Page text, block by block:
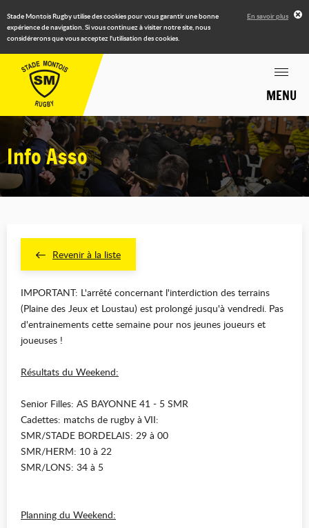
Stade Montois Rugby utilise des cookies pour vous garantir une bonne
expérience de navigation. Si vous continuez à visiter notre site, nous
considérerons que vous acceptez l'utilisation des cookies.
En savoir plus
MENU
Info Asso
Revenir à la liste
IMPORTANT: L'arrêté concernant l'interdiction des terrains
(Plaine des Jeux et Loustau) est prolongé jusqu'à vendredi. Pas
d'entrainements cette semaine pour nos jeunes joueurs et
joueuses !
Résultats du Weekend:
Senior Filles: AS BAYONNE 41 - 5 SMR
Cadettes: matchs de rugby à VII:
SMR/STADE BORDELAIS: 29 à 00
SMR/HERM: 10 à 22
SMR/LONS: 34 à 5
Planning du Weekend: